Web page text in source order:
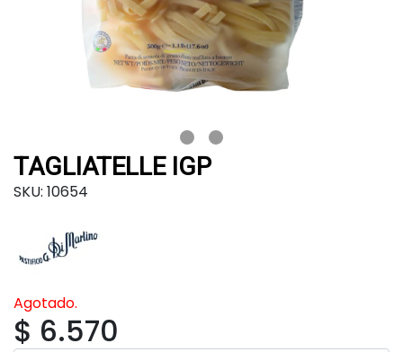
TAGLIATELLE IGP
SKU: 10654
Agotado.
$ 6.570